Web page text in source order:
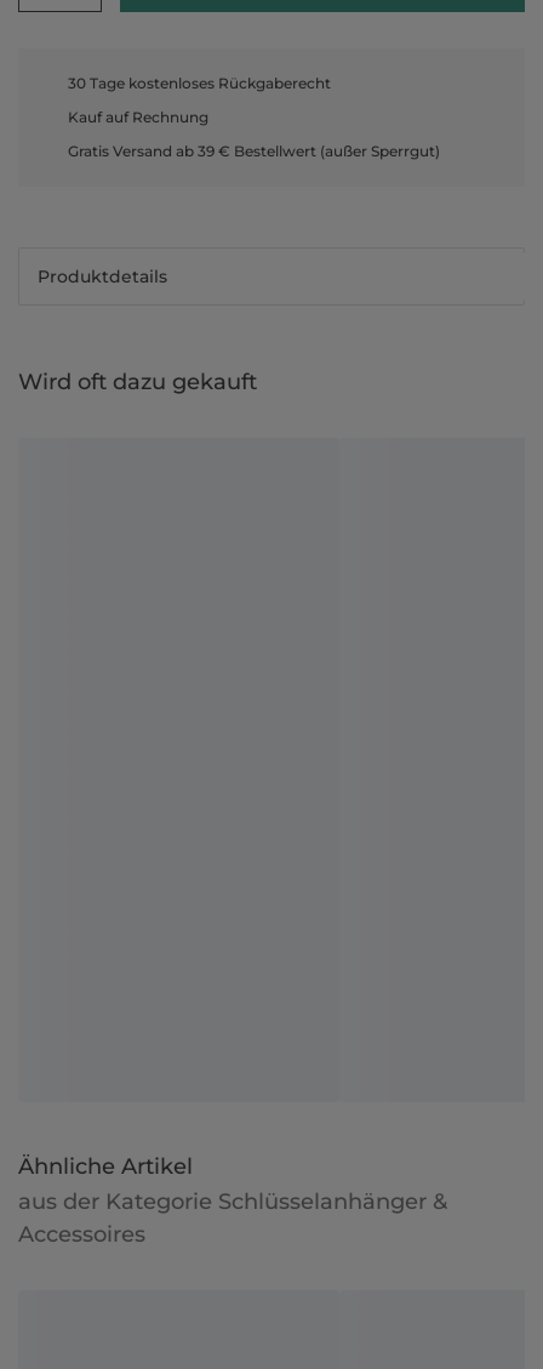
30 Tage kostenloses Rückgaberecht
Kauf auf Rechnung
Gratis Versand ab 39 € Bestellwert (außer Sperrgut)
Produktdetails
Wird oft dazu gekauft
Ähnliche Artikel
aus der Kategorie Schlüsselanhänger &
Accessoires